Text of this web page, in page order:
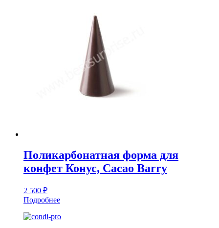
Поликарбонатная форма для
конфет Конус, Cacao Barry
2 500 ₽
Подробнее